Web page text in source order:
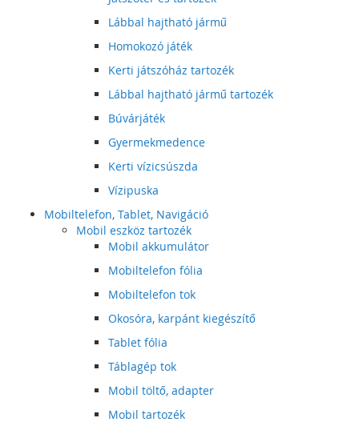
Lábbal hajtható jármű
Homokozó játék
Kerti játszóház tartozék
Lábbal hajtható jármű tartozék
Búvárjáték
Gyermekmedence
Kerti vízicsúszda
Vízipuska
Mobiltelefon, Tablet, Navigáció
Mobil eszköz tartozék
Mobil akkumulátor
Mobiltelefon fólia
Mobiltelefon tok
Okosóra, karpánt kiegészítő
Tablet fólia
Táblagép tok
Mobil töltő, adapter
Mobil tartozék